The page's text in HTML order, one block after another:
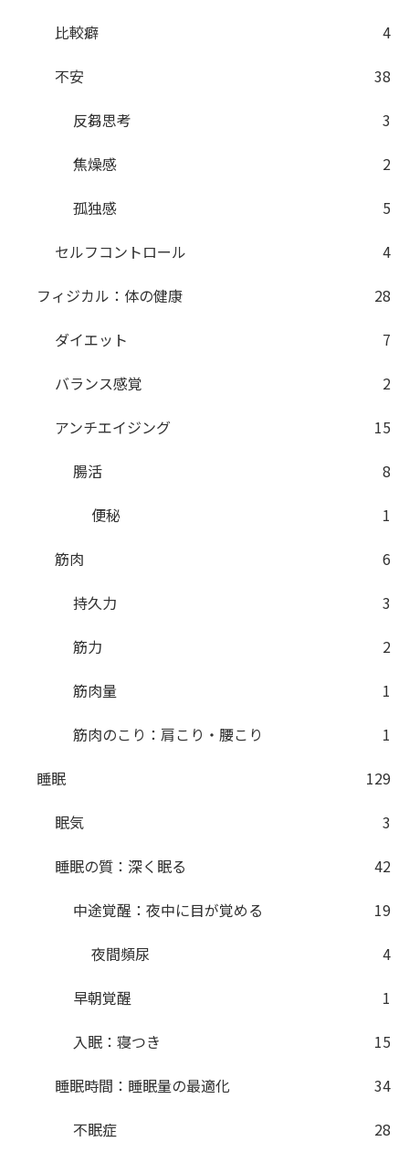
比較癖
4
不安
38
反芻思考
3
焦燥感
2
孤独感
5
セルフコントロール
4
フィジカル：体の健康
28
ダイエット
7
バランス感覚
2
アンチエイジング
15
腸活
8
便秘
1
筋肉
6
持久力
3
筋力
2
筋肉量
1
筋肉のこり：肩こり・腰こり
1
睡眠
129
眠気
3
睡眠の質：深く眠る
42
中途覚醒：夜中に目が覚める
19
夜間頻尿
4
早朝覚醒
1
入眠：寝つき
15
睡眠時間：睡眠量の最適化
34
不眠症
28